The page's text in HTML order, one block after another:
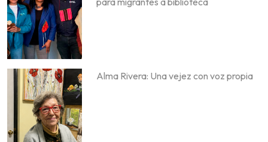
Alma Rivera: Una vejez con voz propia